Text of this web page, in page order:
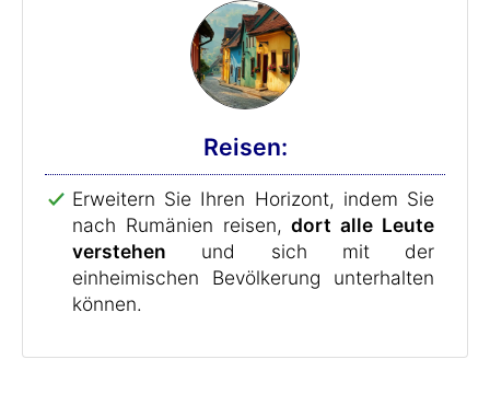
Reisen:
Erweitern Sie Ihren Horizont, indem Sie
nach Rumänien reisen,dort alle Leute
verstehen und sich mit der
einheimischen Bevölkerung unterhalten
können.